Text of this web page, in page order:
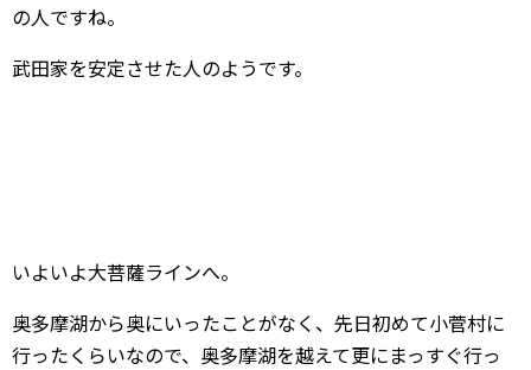
の人ですね。
武田家を安定させた人のようです。
いよいよ大菩薩ラインへ。
奥多摩湖から奥にいったことがなく、先日初めて小菅村に
行ったくらいなので、奥多摩湖を越えて更にまっすぐ行っ